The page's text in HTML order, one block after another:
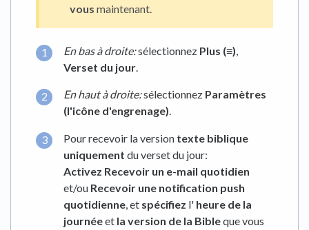
vous maintenant.
En bas à droite:sélectionnez Plus (≡),
Verset du jour.
En haut à droite:sélectionnez Paramètres
(l'icône d'engrenage).
Pour recevoir la version texte biblique
uniquement du verset du jour:
Activez Recevoir un e-mail quotidien
et/ou Recevoir une notification push
quotidienne, et spécifiez l' heure de la
journéeet la version de la Bibleque vous